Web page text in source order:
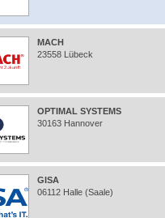
MACH
23558 Lübeck
OPTIMAL SYSTEMS
30163 Hannover
GISA
06112 Halle (Saale)